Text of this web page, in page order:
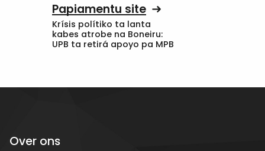
Papiamentu site
Krísis polítiko ta lanta
kabes atrobe na Boneiru:
UPB ta retirá apoyo pa MPB
Over ons